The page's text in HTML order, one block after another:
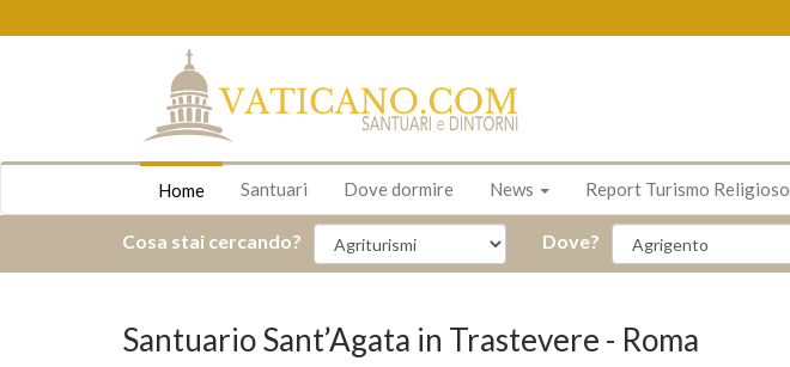
Home Santuari Dove dormire News Report Turismo Religioso
Cosa stai cercando? Dove?
Santuario Sant’Agata in Trastevere - Roma